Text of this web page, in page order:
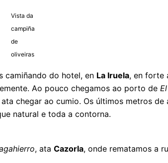
Vista da
campiña
de
oliveiras
camiñando do hotel, en La Iruela, en forte
Ao pouco chegamos ao porto de
chegar ao cumio. Os últimos metros de
natural e toda a contorna.
, ata Cazorla, onde rematamos a